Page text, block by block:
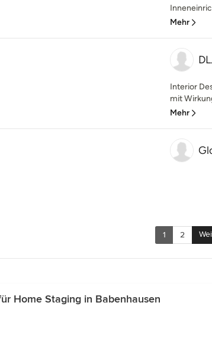
Mehr
Interior
mit
Mehr
1 2
Home Staging in Babenhausen